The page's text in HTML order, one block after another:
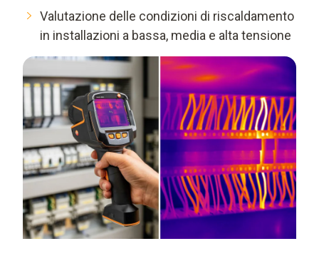
Valutazione delle condizioni di riscaldamento
in installazioni a bassa, media e alta tensione